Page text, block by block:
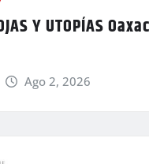
Y UTOPÍAS
Ago 2, 2026